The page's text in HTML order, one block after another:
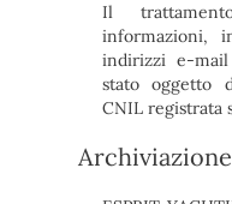
Il
informazioni,
indirizzi e-
stato oggetto
CNIL registrata
A